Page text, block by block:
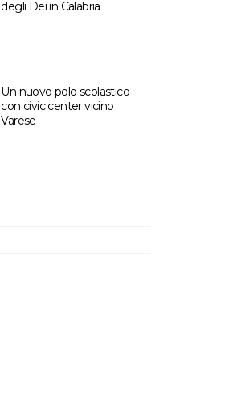
degli Dei in Calabria
Un nuovo polo scolastico
con civic center vicino
Varese